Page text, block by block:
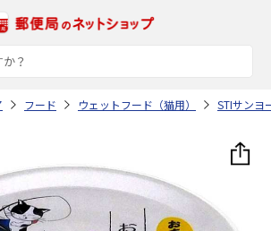
フード ウェットフード（猫用） STIサンヨ